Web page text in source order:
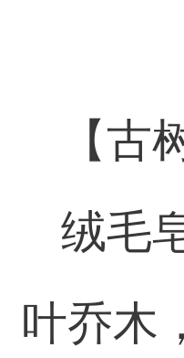
【古
绒毛
叶乔木